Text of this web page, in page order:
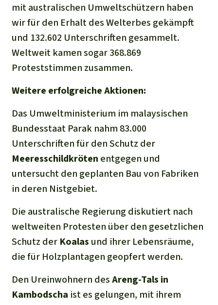
mit australischen Umweltschützern haben
wir für den Erhalt des Welterbes gekämpft
und 132.602 Unterschriften gesammelt.
Weltweit kamen sogar 368.869
Proteststimmen zusammen.
Weitere erfolgreiche Aktionen:
Das Umweltministerium im malaysischen
Bundesstaat Parak nahm 83.000
Unterschriften für den Schutz der
Meeresschildkröten entgegen und
untersucht den geplanten Bau von Fabriken
in deren Nistgebiet.
Die australische Regierung diskutiert nach
weltweiten Protesten über den gesetzlichen
Schutz der Koalas und ihrer Lebensräume,
die für Holzplantagen geopfert werden.
Den Ureinwohnern desAreng-Tals in
Kambodscha ist es gelungen, mit ihrem